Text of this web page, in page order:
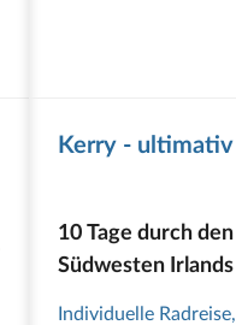
Kerry - ultimativ
10 Tage durch den
Südwesten Irlands
Individuelle Radreise,